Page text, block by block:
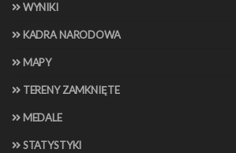
WYNIKI
KADRA NARODOWA
MAPY
TERENY ZAMKNIĘTE
MEDALE
STATYSTYKI